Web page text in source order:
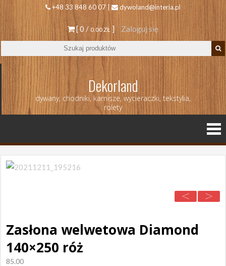
+48 33 848 60 07 | dywoland@interia.pl
[ 0 /0.00 ZŁ ] Zaloguj się
Dekorland
dywany, chodniki, karnisze, wycieraczki, tekstylia,
rolety
Zasłona welwetowa Diamond
140×250 róż
85.00